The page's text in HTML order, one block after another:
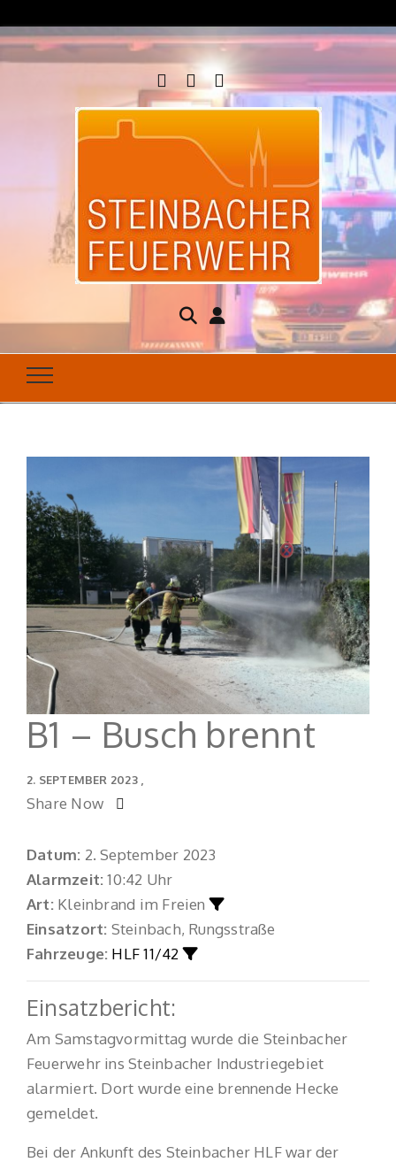
Steinbacher
Feuerwehr
Seit 1877 für Ihren Brandschutz da
B1 – Busch brennt
2. SEPTEMBER 2023
Share Now
Datum: 2. September 2023
Alarmzeit:10:42 Uhr
Art:Kleinbrand im Freien
Einsatzort: Steinbach, Rungsstraße
Fahrzeuge: HLF 11/42
Einsatzbericht:
Am Samstagvormittag wurde die Steinbacher
Feuerwehr ins Steinbacher Industriegebiet
alarmiert. Dort wurde eine brennende Hecke
gemeldet.
Bei der Ankunft des Steinbacher HLF war der